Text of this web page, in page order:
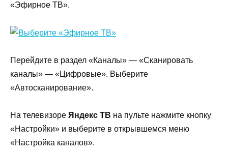
«Эфирное ТВ».
Перейдите в раздел «Каналы» — «Сканировать
каналы» — «Цифровые». Выберите
«Автосканирование».
На телевизоре Яндекс ТВ на пульте нажмите кнопку
«Настройки» и выберите в открывшемся меню
«Настройка каналов».